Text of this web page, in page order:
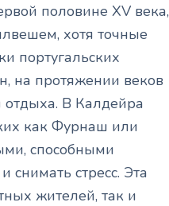
половине XV века,
хотя точные
португальских
на протяжении веков
отдыха. В Калдейра
как Фурнаш или
способными
снимать стресс. Эта
жителей, так и